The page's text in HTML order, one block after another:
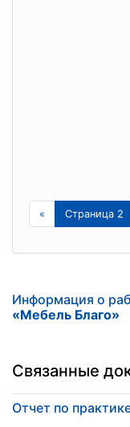
« Страница 2
Информация о
«Мебель Благо»
Связанные
Отчет по